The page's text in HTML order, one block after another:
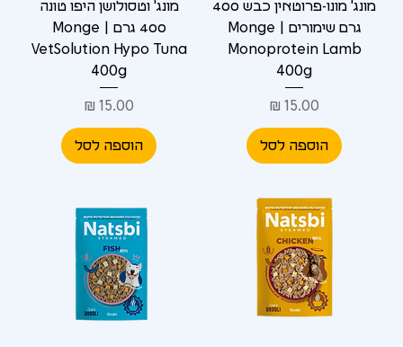
מונג' מונו-פרוטאין כבש 400
גרם שימורים | Monge
Monoprotein Lamb
400g
מחיר
הוספה לסל
מונג' וטסולושן היפו טונה
400 גרם | Monge
VetSolution Hypo Tuna
400g
מחיר
הוספה לסל